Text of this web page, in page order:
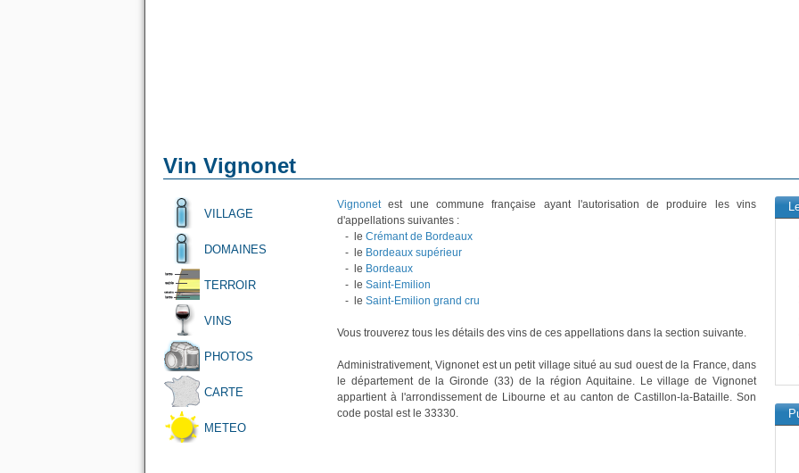
Vin Vignonet
VILLAGE
DOMAINES
TERROIR
VINS
PHOTOS
CARTE
METEO
Vignonetest une commune française ayant l'autorisation de produire les vins
d'appellations suivantes :
- le Crémant de Bordeaux
- le Bordeaux supérieur
- le Bordeaux
- le Saint-Emilion
- le Saint-Emilion grand cru
Vous trouverez tous les détails des vins de ces appellations dans la section suivante.
Administrativement, Vignonet est un petit village situé au sud ouest de la France, dans
le département de la Gironde (33) de la région Aquitaine. Le village de Vignonet
appartient à l'arrondissement de Libourne et au canton de Castillon-la-Bataille. Son
code postal est le 33330.